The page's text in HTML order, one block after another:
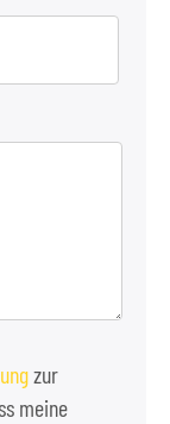
zur
meine